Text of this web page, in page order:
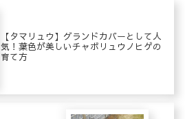
【タマリュウ】グランドカバーとして人
気！葉色が美しいチャボリュウノヒゲの
育て方